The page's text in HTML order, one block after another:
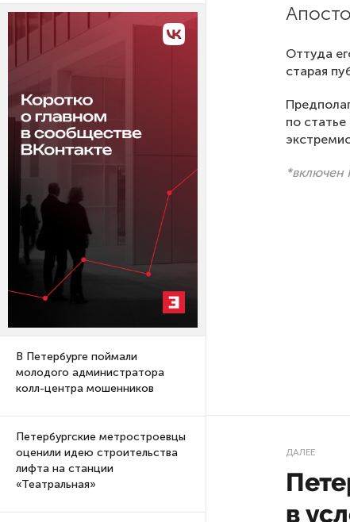
В Петербурге поймали
молодого администратора
колл-центра мошенников
Петербургские метростроевцы
оценили идею строительства
лифта на станции
«Театральная»
Оттуда
старая
по
*включен
ДАЛЕЕ
в